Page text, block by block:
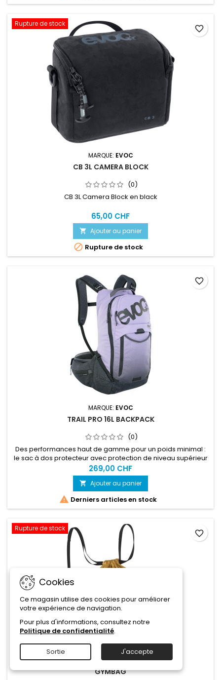
Rupture de stock
MARQUE: EVOC
CB 3L CAMERA BLOCK
(0)
CB 3L Camera Block en black
65,00 CHF
 Ajouter au panier
 Rupture de stock
favorite_border
MARQUE: EVOC
TRAIL PRO 16L BACKPACK
(0)
Des performances haut de gamme pour un poids minimal :
le sac à dos protecteur avec protection de niveau supérieur
(niveau 2) assure des performances et un confort maximum
grâce à sa coupe sportive et compacte et à son soutien
sans compromis. Idéal pour les excursions d'une journée ou
les randonnées prolongées.
269,00 CHF
 Ajouter au panier
 Derniers articles en stock
favorite_border
Rupture de stock
MARQUE:EVOC
GYMBAG
favorite_border
Cookies
Ce magasin utilise des cookies pour améliorer
votre expérience de navigation.
Pour plus d'informations, consultez notre
Politique de confidentialité.
Sortie J'accepte